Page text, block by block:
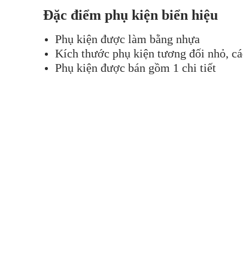
Đặc điểm phụ kiện biển hiệu
Phụ kiện được làm bằng nhựa
Kích thước phụ kiện tương đối nhỏ,
Phụ kiện được bán gồm 1 chi tiết